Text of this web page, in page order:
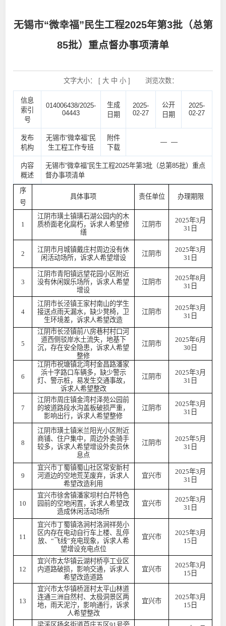
无锡市“微幸福”民生工程2025年第3批（总第
85批）重点督办事项清单
文字大小： [ 大 中 小] 浏览次数：
信息
索引
号
014006438/2025-
04443
生成
日期
2025-
02-27
公开
日期
2025-
02-27
发布
机构
无锡市“微幸福”民
生工程工作专班
附件
下载
— —
内容
概述
无锡市“微幸福”民生工程2025年第3批（总第85批）重点
督办事项清单
序
号
具体事项 责任单位 办理期限
1
江阴市璜土镇璜石湖公园内的木
质桥面老化腐朽，诉求人希望修
缮
江阴市
2025年3月
31日
2
江阴市月城镇戴庄村周边没有休
闲活动场所，诉求人希望增设
江阴市
2025年3月
31日
3
江阴市青阳镇远望花园小区附近
没有休闲娱乐场所，诉求人希望
增设
江阴市
2025年8月
31日
4
江阴市长泾镇王家村南山的学生
接送点雨天漏水，缺少凳椅，卫
生环境差，诉求人希望改造
江阴市
2025年3月
31日
5
江阴市长泾镇前八房巷村村口河
道西侧驳岸水土流失，地基下
沉，存在安全隐患，诉求人希望
整修
江阴市
2025年6月
30日
6
江阴市祝塘镇北湾村金昌路潘家
浜十字路口车辆多，缺少警示
灯、警示桩，易发生交通事故，
诉求人希望整改
江阴市
2025年3月
31日
7
江阴市周庄镇金湾村泽苑公园前
的坡道路段水沟盖板破损严重，
影响出行，诉求人希望整修
江阴市
2025年3月
31日
8
江阴市璜土镇米兰阳光小区附近
商铺、住户集中，周边外卖骑手
较多，诉求人希望增设外卖员休
息点
江阴市
2025年5月
31日
9
宜兴市丁蜀镇蜀山社区常安新村
河道边的空地荒芜废弃，诉求人
希望改造利用
宜兴市
2025年3月
31日
10
宜兴市徐舍镇潘家坝村白芹特色
园前的空地闲置，诉求人希望改
造成休闲活动场所
宜兴市
2025年3月
31日
11
宜兴市丁蜀镇洛涧村洛涧祥苑小
区内存在电动自行车上楼、乱停
放、“飞线”充电现象，诉求人希
望增设充电点位
宜兴市
2025年3月
15日
12
宜兴市太华镇云湖村桥亭工业区
内道路破损，影响交通，诉求人
希望改造道路
宜兴市
2025年3月
15日
13
宜兴市太华镇桥涯村太平山林道
连通三洲自然村、太极洞景区两
地，雨天泥泞，影响通行，诉求
人希望整改
宜兴市
2025年3月
15日